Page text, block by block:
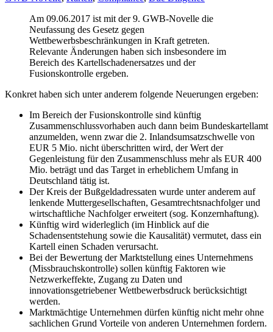
Am 09.06.2017 ist mit der 9. GWB-Novelle die
Neufassung des Gesetz gegen
Wettbewerbsbeschränkungen in Kraft getreten.
Relevante Änderungen haben sich insbesondere im
Bereich des Kartellschadenersatzes und der
Fusionskontrolle ergeben.
Konkret haben sich unter anderem folgende Neuerungen ergeben:
Im Bereich der Fusionskontrolle sind künftig
Zusammenschlussvorhaben auch dann beim Bundeskartellamt
anzumelden, wenn zwar die 2. Inlandsumsatzschwelle von
EUR 5 Mio. nicht überschritten wird, der Wert der
Gegenleistung für den Zusammenschluss mehr als EUR 400
Mio. beträgt und das Target in erheblichem Umfang in
Deutschland tätig ist.
Der Kreis der Bußgeldadressaten wurde unter anderem auf
lenkende Muttergesellschaften, Gesamtrechtsnachfolger und
wirtschaftliche Nachfolger erweitert (sog. Konzernhaftung).
Künftig wird widerleglich (im Hinblick auf die
Schadensentstehung sowie die Kausalität) vermutet, dass ein
Kartell einen Schaden verursacht.
Bei der Bewertung der Marktstellung eines Unternehmens
(Missbrauchskontrolle) sollen künftig Faktoren wie
Netzwerkeffekte, Zugang zu Daten und
innovationsgetriebener Wettbewerbsdruck berücksichtigt
werden.
Marktmächtige Unternehmen dürfen künftig nicht mehr ohne
sachlichen Grund Vorteile von anderen Unternehmen fordern.